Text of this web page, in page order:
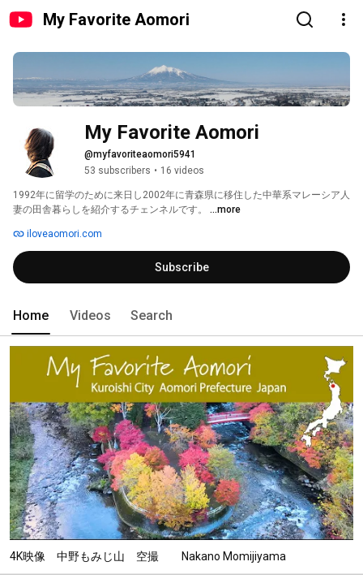
My Favorite Aomori
My Favorite Aomori
@myfavoriteaomori5941
53 subscribers • 16 videos
1992年に留学のために来日し2002年に青森県に移住した中華系マレーシア人
妻の田舎暮らしを紹介するチェンネルです。 ...more
iloveaomori.com
Subscribe
Home Videos Search
4K映像 中野もみじ山 空撮 Nakano Momijiyama